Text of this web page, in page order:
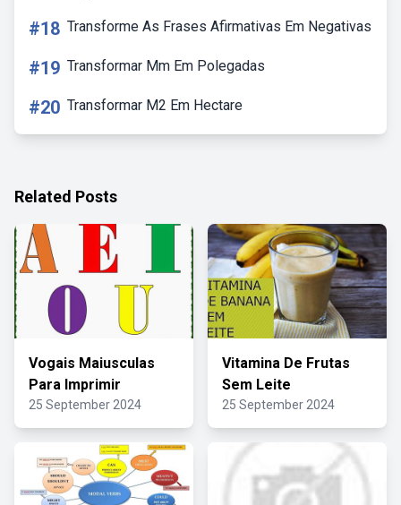
#18 Transforme As Frases Afirmativas Em Negativas
#19 Transformar Mm Em Polegadas
#20 Transformar M2 Em Hectare
Related Posts
Vogais Maiusculas
Para Imprimir
25 September 2024
Vitamina De Frutas
Sem Leite
25 September 2024